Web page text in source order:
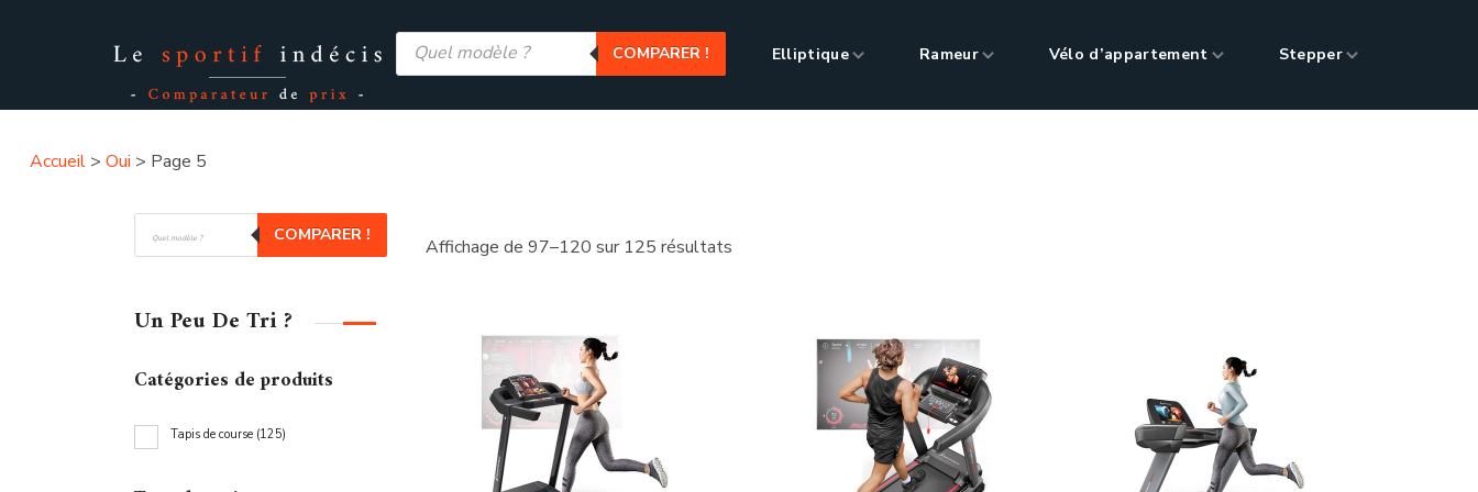
Recherche
produits
COMPARER ! Elliptique Rameur Vélo d’appartement Stepper
Accueil > Oui > Page 5
Tapis de course (125)
Type de tapis
Affichage de 97–120 sur 125 résultats
Recherche
produits
COMPARER !
Un Peu De Tri ?
Catégories de produits
Tapis de course (125)